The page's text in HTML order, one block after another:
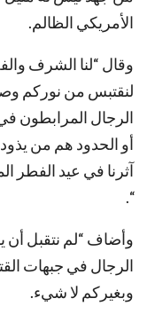
الأمريكي الظالم.
وقال “لنا الشرف
لنقتبس من نوركم
الرجال المرابطون
أو الحدود هم من
آثرنا في عيد الفطر
“.
وأضاف “لم نتقبل أن
الرجال في جبهات
وبغيركم لا شيء.